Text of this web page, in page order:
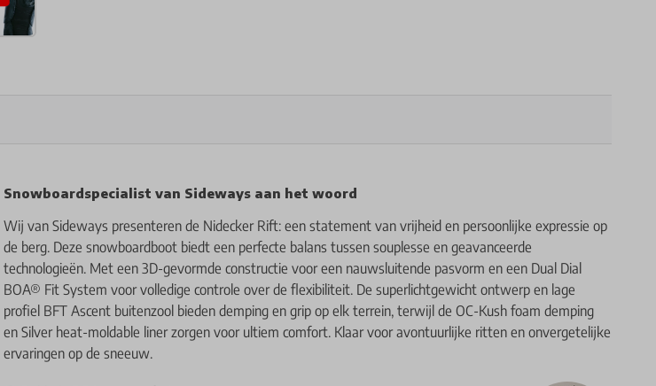
Snowboardspecialist van Sideways aan het woord
Wij van Sideways presenteren de Nidecker Rift: een statement van vrijheid en persoonlijke expressie op
de berg. Deze snowboardboot biedt een perfecte balans tussen souplesse en geavanceerde
technologieën. Met een 3D-gevormde constructie voor een nauwsluitende pasvorm en een Dual Dial
BOA® Fit System voor volledige controle over de flexibiliteit. De superlichtgewicht ontwerp en lage
profiel BFT Ascent buitenzool bieden demping en grip op elk terrein, terwijl de OC-Kush foam demping
en Silver heat-moldable liner zorgen voor ultiem comfort. Klaar voor avontuurlijke ritten en onvergetelijke
ervaringen op de sneeuw.